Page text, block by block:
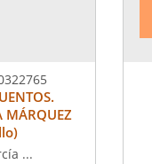
MÁRQUEZ
...